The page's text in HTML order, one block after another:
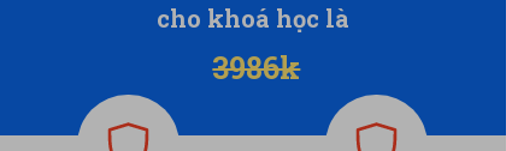
cho khoá học là
3986k